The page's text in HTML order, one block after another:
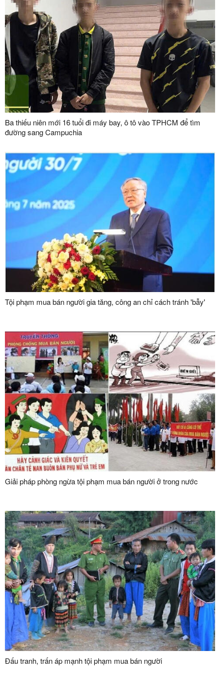
Ba thiếu niên mới 16 tuổi đi máy bay, ô tô vào TPHCM để tìm
đường sang Campuchia
Tội phạm mua bán người gia tăng, công an chỉ cách tránh 'bẫy'
Giải pháp phòng ngừa tội phạm mua bán người ở trong nước
Đấu tranh, trấn áp mạnh tội phạm mua bán người